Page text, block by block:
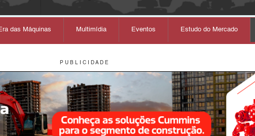
das Máquinas Multimídia Eventos Estudo do Mercado
P U B L I C I D A D E